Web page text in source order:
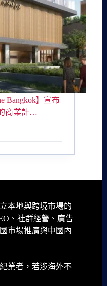
Bangkok】宣布
商業計…
本地與跨境市場的
、社群經營、廣告
市場推廣與中國內
業者，若涉海外不